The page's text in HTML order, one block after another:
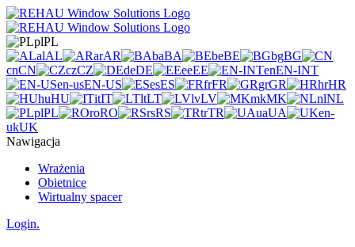
plPL
alAL arAR baBA beBE bgBG
cnCN czCZ deDE eeEE enEN-INT
en-usEN-US esES frFR grGR hrHR
huHU itIT ltLT lvLV mkMK nlNL
plPL roRO rsRS trTR uaUA
en-
ukUK
Nawigacja
Wrażenia
Obietnice
Wirtualny spacer
Login.